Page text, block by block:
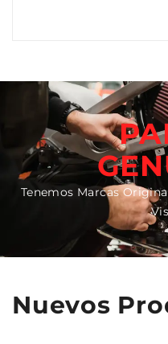
Tenemos Marcas
Nuevos